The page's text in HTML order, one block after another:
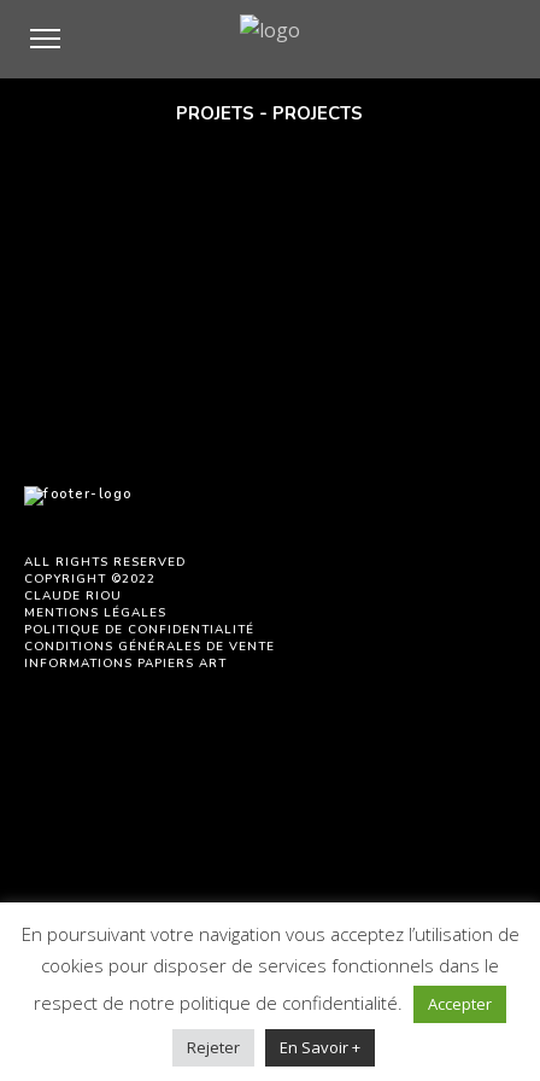
PROJETS - PROJECTS
ALL RIGHTS RESERVED
COPYRIGHT ©2022
CLAUDE RIOU
MENTIONS LÉGALES
POLITIQUE DE CONFIDENTIALITÉ
CONDITIONS GÉNÉRALES DE VENTE
INFORMATIONS PAPIERS ART
En poursuivant votre navigation vous acceptez l’utilisation de
cookies pour disposer de services fonctionnels dans le
respect de notre politique de confidentialité.
Accepter
Rejeter
En Savoir +